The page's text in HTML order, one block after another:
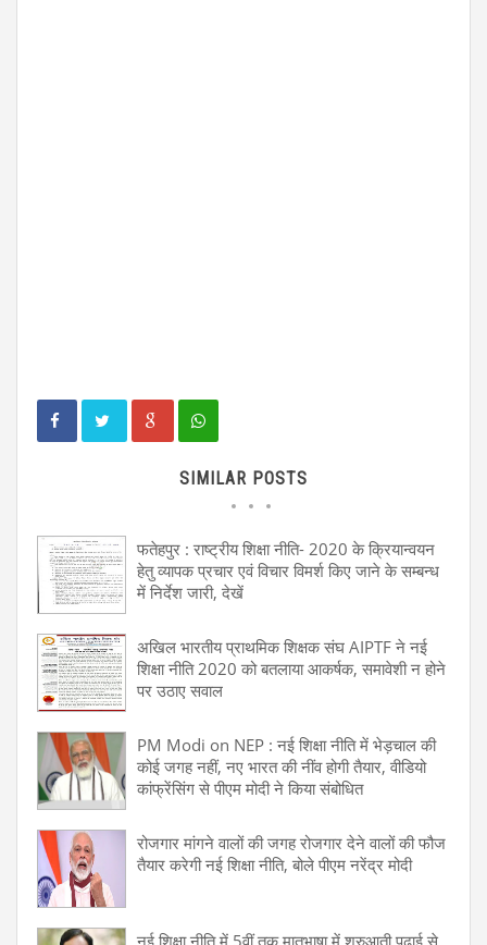
SIMILAR POSTS
फतेहपुर : राष्ट्रीय शिक्षा नीति- 2020 के क्रियान्वयन
हेतु व्यापक प्रचार एवं विचार विमर्श किए जाने के सम्बन्ध
में निर्देश जारी, देखें
अखिल भारतीय प्राथमिक शिक्षक संघ AIPTF ने नई
शिक्षा नीति 2020 को बतलाया आकर्षक, समावेशी न होने
पर उठाए सवाल
PM Modi on NEP : नई शिक्षा नीति में भेड़चाल की
कोई जगह नहीं, नए भारत की नींव होगी तैयार, वीडियो
कांफ्रेंसिंग से पीएम मोदी ने किया संबोधित
रोजगार मांगने वालों की जगह रोजगार देने वालों की फौज
तैयार करेगी नई शिक्षा नीति, बोले पीएम नरेंद्र मोदी
नई शिक्षा नीति में 5वीं तक मातृभाषा में शुरुआती पढ़ाई से